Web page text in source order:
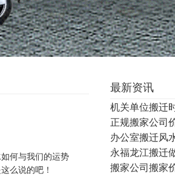
何与我们的运势
么说的吧！
最新资讯
办公室搬迁风
搬家公司搬家